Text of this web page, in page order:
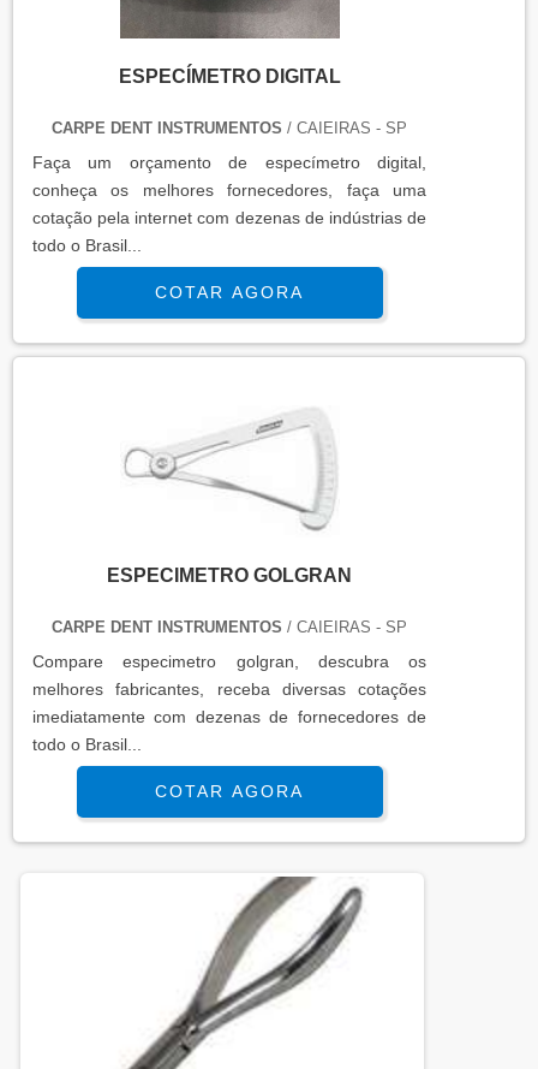
ESPECÍMETRO DIGITAL
CARPE DENT INSTRUMENTOS / CAIEIRAS - SP
Faça um orçamento de especí­metro digital,
conheça os melhores fornecedores, faça uma
cotação pela internet com dezenas de indústrias de
todo o Brasil...
COTAR AGORA
ESPECIMETRO GOLGRAN
CARPE DENT INSTRUMENTOS / CAIEIRAS - SP
Compare especimetro golgran, descubra os
melhores fabricantes, receba diversas cotações
imediatamente com dezenas de fornecedores de
todo o Brasil...
COTAR AGORA